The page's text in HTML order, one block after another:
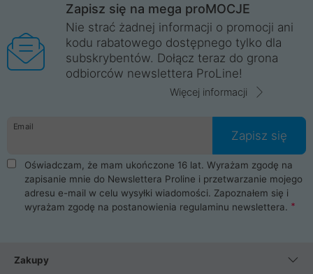
Wrocław, Poznań, Legnica, Katowice, Gliwice, Kalisz, Bytom,
Trzebnica, Opole. Szybka i profesjonalna obsługa!
ProLine to polska firma ze 100% polskim kapitałem. Działamy
legalnie i płacimy podatki w naszym kraju! Posiadamy siedzibę
główną w Mirkowie oraz salony na terenie kraju. Cała
komunikacja ze sklepem komputerowym ProLine jest
danych osobowych. Dlatego zakup notebooka albo laptopa w
ProLine to czysta przyjemność i pełne bezpieczeństwo.
Zaopatrzysz się u nas w akcesoria i części komputerowe
takie jak procesory, karty graficzne, płyty główne, pamięci,
dyski SSD, M.2 oraz HDD. Nasi pracownicy pomogą Ci wybrać
najlepszy zasilacz komputerowy oraz obudowę do komputera.
Poza komputerami mamy również najlepsze na rynku
Smartfony takich producentów jak Xiaomi, Apple, Samsung i
wentylatory. Na koniec mając już to wszystko, możesz
Zapisz się na mega proMOCJE
Nie strać żadnej informacji o promocji ani
kodu rabatowego dostępnego tylko dla
subskrybentów. Dołącz teraz do grona
odbiorców newslettera ProLine!
Więcej informacji
Email
Zapisz się
Oświadczam, że mam ukończone 16 lat. Wyrażam zgodę na
zapisanie mnie do Newslettera Proline i przetwarzanie mojego
adresu e-mail w celu wysyłki wiadomości. Zapoznałem się i
wyrażam zgodę na postanowienia regulaminu newslettera.
Zakupy